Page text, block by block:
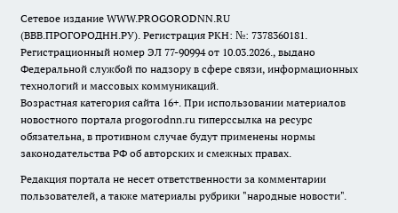
Сетевое издание WWW.PROGORODNN.RU
(ВВВ.ПРОГОРОДНН.РУ). Регистрация РКН: №: 7378360181.
Регистрационный номер ЭЛ 77-90994 от 10.03.2026., выдано
Федеральной службой по надзору в сфере связи, информационных
технологий и массовых коммуникаций.
Возрастная категория сайта 16+. При использовании материалов
новостного портала progorodnn.ru гиперссылка на ресурс
обязательна, в противном случае будут применены нормы
законодательства РФ об авторских и смежных правах.
Редакция портала не несет ответственности за комментарии
пользователей, а также материалы рубрики "народные новости".